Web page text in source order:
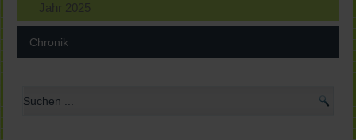
Jahr 2025
Chronik